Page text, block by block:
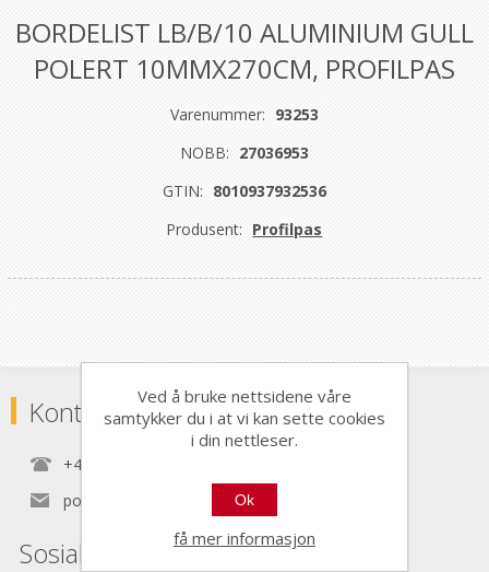
BORDELIST LB/B/10 ALUMINIUM GULL
POLERT 10MMX270CM, PROFILPAS
Varenummer: 93253
NOBB: 27036953
GTIN: 8010937932536
Produsent: Profilpas
Kontaktinformasjon
+47 22 30 40 70
post@nordictools.no
Sosiale medier
Ved å bruke nettsidene våre
samtykker du i at vi kan sette cookies
i din nettleser.
Ok
få mer informasjon